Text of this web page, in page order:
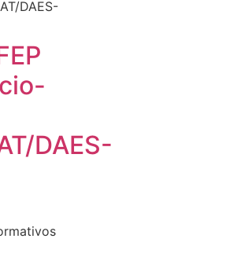
DAES-